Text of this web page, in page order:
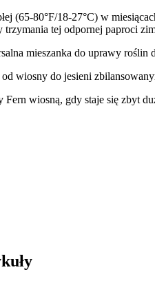
(65-80°F/18-27°C) w
trzymania tej odpornej paproci
mieszanka do uprawy roślin
wiosny do jesieni
wiosną, gdy staje się zbyt